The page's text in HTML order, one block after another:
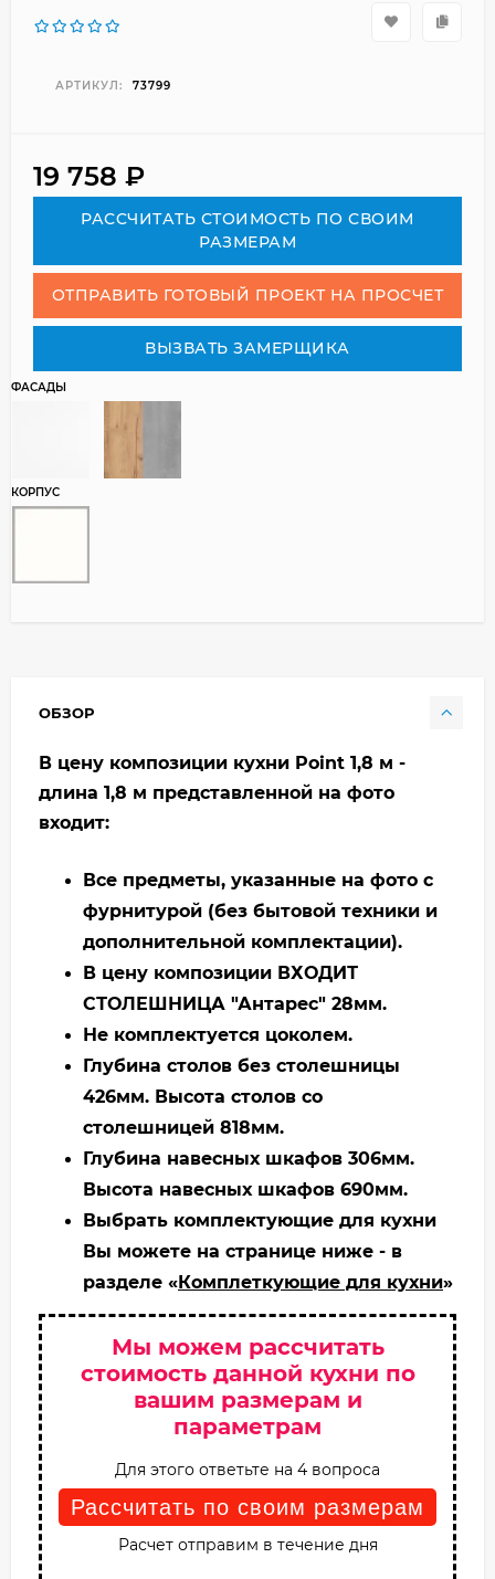
АРТИКУЛ: 73799
19 758 ₽
РАСCЧИТАТЬ СТОИМОСТЬ ПО СВОИМ
РАЗМЕРАМ
ОТПРАВИТЬ ГОТОВЫЙ ПРОЕКТ НА ПРОСЧЕТ
ВЫЗВАТЬ ЗАМЕРЩИКА
ФАСАДЫ
КОРПУС
ОБЗОР
В цену композиции кухни Point 1,8 м -
длина 1,8 м представленной на фото
входит:
Все предметы, указанные на фото с
фурнитурой (без бытовой техники и
дополнительной комплектации).
В цену композиции ВХОДИТ
СТОЛЕШНИЦА "Антарес" 28мм.
Не комплектуется цоколем.
Глубина столов без столешницы
426мм. Высота столов со
столешницей 818мм.
Глубина навесных шкафов 306мм.
Высота навесных шкафов 690мм.
Выбрать комплектующие для кухни
Вы можете на странице ниже - в
разделе «Комплеткующие для кухни»
Мы можем рассчитать
стоимость данной кухни по
вашим размерам и
параметрам
Для этого ответьте на 4 вопроса
Рассчитать по своим размерам
Расчет отправим в течение дня